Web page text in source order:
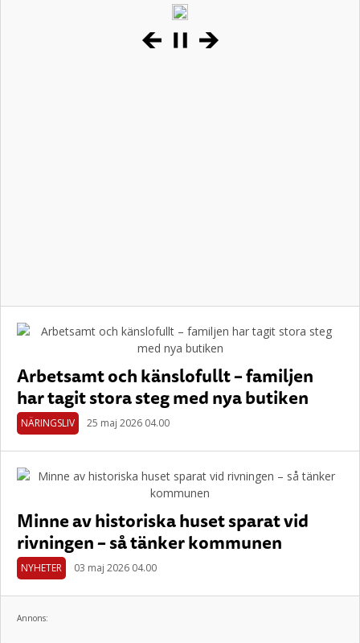
Arbetsamt och känslofullt – familjen
har tagit stora steg med nya butiken
NÄRINGSLIV 25 maj 2026 04.00
Minne av historiska huset sparat vid
rivningen – så tänker kommunen
NYHETER 03 maj 2026 04.00
Annons: